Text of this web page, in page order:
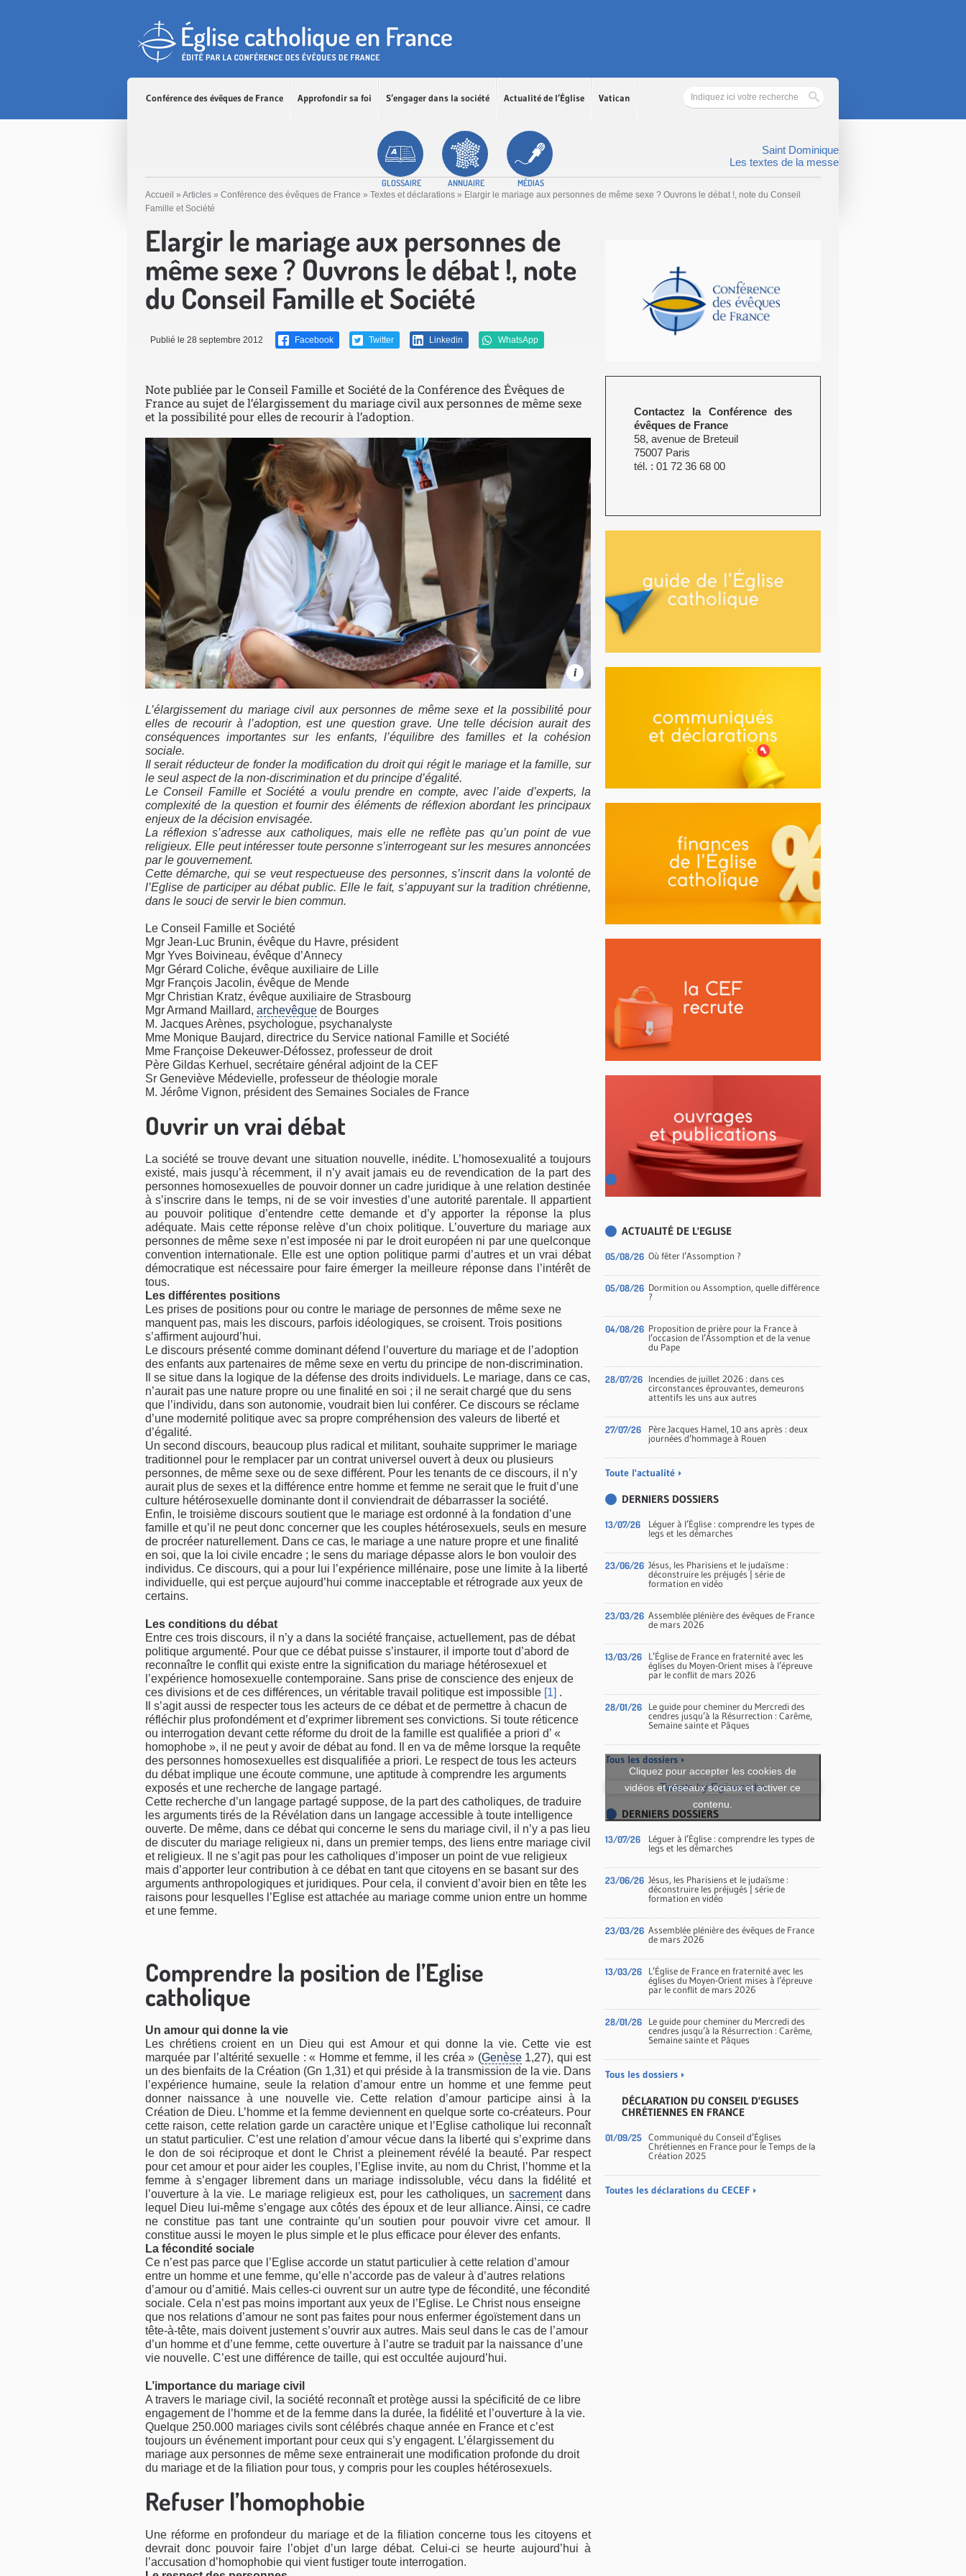
Conférence des évêques de France Approfondir sa foi S’engager dans la société Actualité de l’Église Vatican
GLOSSAIRE ANNUAIRE MÉDIAS
Saint Dominique
Les textes de la messe
Accueil » Articles » Conférence des évêques de France » Textes et déclarations » Elargir le mariage aux personnes de même sexe ? Ouvrons le débat !, note du Conseil
Famille et Société
Elargir le mariage aux personnes de
même sexe ? Ouvrons le débat !, note
du Conseil Famille et Société
Publié le 28 septembre 2012 Facebook Twitter Linkedin WhatsApp
Note publiée par le Conseil Famille et Société de la Conférence des Évêques de
France au sujet de l’élargissement du mariage civil aux personnes de même sexe
et la possibilité pour elles de recourir à l’adoption.
i
L’élargissement du mariage civil aux personnes de même sexe et la possibilité pour
elles de recourir à l’adoption, est une question grave. Une telle décision aurait des
conséquences importantes sur les enfants, l’équilibre des familles et la cohésion
sociale.
Il serait réducteur de fonder la modification du droit qui régit le mariage et la famille, sur
le seul aspect de la non-discrimination et du principe d’égalité.
Le Conseil Famille et Société a voulu prendre en compte, avec l’aide d’experts, la
complexité de la question et fournir des éléments de réflexion abordant les principaux
enjeux de la décision envisagée.
La réflexion s’adresse aux catholiques, mais elle ne reflète pas qu’un point de vue
religieux. Elle peut intéresser toute personne s’interrogeant sur les mesures annoncées
par le gouvernement.
Cette démarche, qui se veut respectueuse des personnes, s’inscrit dans la volonté de
l’Eglise de participer au débat public. Elle le fait, s’appuyant sur la tradition chrétienne,
dans le souci de servir le bien commun.
Le Conseil Famille et Société
Mgr Jean-Luc Brunin, évêque du Havre, président
Mgr Yves Boivineau, évêque d’Annecy
Mgr Gérard Coliche, évêque auxiliaire de Lille
Mgr François Jacolin, évêque de Mende
Mgr Christian Kratz, évêque auxiliaire de Strasbourg
Mgr Armand Maillard, archevêque de Bourges
M. Jacques Arènes, psychologue, psychanalyste
Mme Monique Baujard, directrice du Service national Famille et Société
Mme Françoise Dekeuwer-Défossez, professeur de droit
Père Gildas Kerhuel, secrétaire général adjoint de la CEF
Sr Geneviève Médevielle, professeur de théologie morale
M. Jérôme Vignon, président des Semaines Sociales de France
Ouvrir un vrai débat
La société se trouve devant une situation nouvelle, inédite. L’homosexualité a toujours
existé, mais jusqu’à récemment, il n’y avait jamais eu de revendication de la part des
personnes homosexuelles de pouvoir donner un cadre juridique à une relation destinée
à s’inscrire dans le temps, ni de se voir investies d’une autorité parentale. Il appartient
au pouvoir politique d’entendre cette demande et d’y apporter la réponse la plus
adéquate. Mais cette réponse relève d’un choix politique. L’ouverture du mariage aux
personnes de même sexe n’est imposée ni par le droit européen ni par une quelconque
convention internationale. Elle est une option politique parmi d’autres et un vrai débat
démocratique est nécessaire pour faire émerger la meilleure réponse dans l’intérêt de
tous.
Les différentes positions
Les prises de positions pour ou contre le mariage de personnes de même sexe ne
manquent pas, mais les discours, parfois idéologiques, se croisent. Trois positions
s’affirment aujourd’hui.
Le discours présenté comme dominant défend l’ouverture du mariage et de l’adoption
des enfants aux partenaires de même sexe en vertu du principe de non-discrimination.
Il se situe dans la logique de la défense des droits individuels. Le mariage, dans ce cas,
n’aurait pas une nature propre ou une finalité en soi ; il ne serait chargé que du sens
que l’individu, dans son autonomie, voudrait bien lui conférer. Ce discours se réclame
d’une modernité politique avec sa propre compréhension des valeurs de liberté et
d’égalité.
Un second discours, beaucoup plus radical et militant, souhaite supprimer le mariage
traditionnel pour le remplacer par un contrat universel ouvert à deux ou plusieurs
personnes, de même sexe ou de sexe différent. Pour les tenants de ce discours, il n’y
aurait plus de sexes et la différence entre homme et femme ne serait que le fruit d’une
culture hétérosexuelle dominante dont il conviendrait de débarrasser la société.
Enfin, le troisième discours soutient que le mariage est ordonné à la fondation d’une
famille et qu’il ne peut donc concerner que les couples hétérosexuels, seuls en mesure
de procréer naturellement. Dans ce cas, le mariage a une nature propre et une finalité
en soi, que la loi civile encadre ; le sens du mariage dépasse alors le bon vouloir des
individus. Ce discours, qui a pour lui l’expérience millénaire, pose une limite à la liberté
individuelle, qui est perçue aujourd’hui comme inacceptable et rétrograde aux yeux de
certains.
Les conditions du débat
Entre ces trois discours, il n’y a dans la société française, actuellement, pas de débat
politique argumenté. Pour que ce débat puisse s’instaurer, il importe tout d’abord de
reconnaître le conflit qui existe entre la signification du mariage hétérosexuel et
l’expérience homosexuelle contemporaine. Sans prise de conscience des enjeux de
ces divisions et de ces différences, un véritable travail politique est impossible [1] .
Il s’agit aussi de respecter tous les acteurs de ce débat et de permettre à chacun de
réfléchir plus profondément et d’exprimer librement ses convictions. Si toute réticence
ou interrogation devant cette réforme du droit de la famille est qualifiée a priori d’ «
homophobe », il ne peut y avoir de débat au fond. Il en va de même lorsque la requête
des personnes homosexuelles est disqualifiée a priori. Le respect de tous les acteurs
du débat implique une écoute commune, une aptitude à comprendre les arguments
exposés et une recherche de langage partagé.
Cette recherche d’un langage partagé suppose, de la part des catholiques, de traduire
les arguments tirés de la Révélation dans un langage accessible à toute intelligence
ouverte. De même, dans ce débat qui concerne le sens du mariage civil, il n’y a pas lieu
de discuter du mariage religieux ni, dans un premier temps, des liens entre mariage civil
et religieux. Il ne s’agit pas pour les catholiques d’imposer un point de vue religieux
mais d’apporter leur contribution à ce débat en tant que citoyens en se basant sur des
arguments anthropologiques et juridiques. Pour cela, il convient d’avoir bien en tête les
raisons pour lesquelles l’Eglise est attachée au mariage comme union entre un homme
et une femme.
Comprendre la position de l’Eglise
catholique
Un amour qui donne la vie
Les chrétiens croient en un Dieu qui est Amour et qui donne la vie. Cette vie est
marquée par l’altérité sexuelle : « Homme et femme, il les créa » (Genèse1,27), qui est
un des bienfaits de la Création (Gn 1,31) et qui préside à la transmission de la vie. Dans
l’expérience humaine, seule la relation d’amour entre un homme et une femme peut
donner naissance à une nouvelle vie. Cette relation d’amour participe ainsi à la
Création de Dieu. L’homme et la femme deviennent en quelque sorte co-créateurs. Pour
cette raison, cette relation garde un caractère unique et l’Eglise catholique lui reconnaît
un statut particulier. C’est une relation d’amour vécue dans la liberté qui s’exprime dans
le don de soi réciproque et dont le Christ a pleinement révélé la beauté. Par respect
pour cet amour et pour aider les couples, l’Eglise invite, au nom du Christ, l’homme et la
femme à s’engager librement dans un mariage indissoluble, vécu dans la fidélité et
l’ouverture à la vie. Le mariage religieux est, pour les catholiques, un sacrementdans
lequel Dieu lui-même s’engage aux côtés des époux et de leur alliance. Ainsi, ce cadre
ne constitue pas tant une contrainte qu’un soutien pour pouvoir vivre cet amour. Il
constitue aussi le moyen le plus simple et le plus efficace pour élever des enfants.
La fécondité sociale
Ce n’est pas parce que l’Eglise accorde un statut particulier à cette relation d’amour
entre un homme et une femme, qu’elle n’accorde pas de valeur à d’autres relations
d’amour ou d’amitié. Mais celles-ci ouvrent sur un autre type de fécondité, une fécondité
sociale. Cela n’est pas moins important aux yeux de l’Eglise. Le Christ nous enseigne
que nos relations d’amour ne sont pas faites pour nous enfermer égoïstement dans un
tête-à-tête, mais doivent justement s’ouvrir aux autres. Mais seul dans le cas de l’amour
d’un homme et d’une femme, cette ouverture à l’autre se traduit par la naissance d’une
vie nouvelle. C’est une différence de taille, qui est occultée aujourd’hui.
L’importance du mariage civil
A travers le mariage civil, la société reconnaît et protège aussi la spécificité de ce libre
engagement de l’homme et de la femme dans la durée, la fidélité et l’ouverture à la vie.
Quelque 250.000 mariages civils sont célébrés chaque année en France et c’est
toujours un événement important pour ceux qui s’y engagent. L’élargissement du
mariage aux personnes de même sexe entrainerait une modification profonde du droit
du mariage et de la filiation pour tous, y compris pour les couples hétérosexuels.
Refuser l’homophobie
Une réforme en profondeur du mariage et de la filiation concerne tous les citoyens et
devrait donc pouvoir faire l’objet d’un large débat. Celui-ci se heurte aujourd’hui à
l’accusation d’homophobie qui vient fustiger toute interrogation.
Contactez la Conférence des
évêques de France
58, avenue de Breteuil
75007 Paris
tél. : 01 72 36 68 00
ACTUALITÉ DE L'EGLISE
05/08/26 Où fêter l’Assomption ?
05/08/26 Dormition ou Assomption, quelle différence
?
04/08/26 Proposition de prière pour la France à
l’occasion de l’Assomption et de la venue
du Pape
28/07/26 Incendies de juillet 2026 : dans ces
circonstances éprouvantes, demeurons
attentifs les uns aux autres
27/07/26
Père Jacques Hamel, 10 ans après : deux
journées d’hommage à Rouen
Toute l'actualité
DERNIERS DOSSIERS
13/07/26
Léguer à l’Église : comprendre les types de
legs et les démarches
23/06/26 Jésus, les Pharisiens et le judaïsme :
déconstruire les préjugés | série de
formation en vidéo
23/03/26 Assemblée plénière des évêques de France
de mars 2026
13/03/26
L’Église de France en fraternité avec les
églises du Moyen-Orient mises à l’épreuve
par le conflit de mars 2026
28/01/26
Le guide pour cheminer du Mercredi des
cendres jusqu’à la Résurrection : Carême,
Semaine sainte et Pâques
Tous les dossiers
Tweets by Eglisecatho
Cliquez pour accepter les cookies de
vidéos et réseaux sociaux et activer ce
contenu.
DERNIERS DOSSIERS
13/07/26
Léguer à l’Église : comprendre les types de
legs et les démarches
23/06/26 Jésus, les Pharisiens et le judaïsme :
déconstruire les préjugés | série de
formation en vidéo
23/03/26 Assemblée plénière des évêques de France
de mars 2026
13/03/26
L’Église de France en fraternité avec les
églises du Moyen-Orient mises à l’épreuve
par le conflit de mars 2026
28/01/26
Le guide pour cheminer du Mercredi des
cendres jusqu’à la Résurrection : Carême,
Semaine sainte et Pâques
Tous les dossiers
DÉCLARATION DU CONSEIL D'EGLISES
CHRÉTIENNES EN FRANCE
01/09/25 Communiqué du Conseil d’Églises
Chrétiennes en France pour le Temps de la
Création 2025
Toutes les déclarations du CECEF